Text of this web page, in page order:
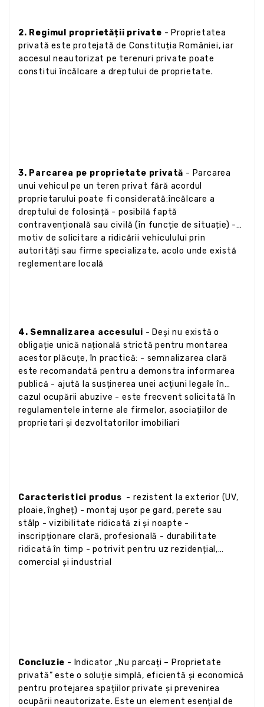
2. Regimul proprietății private - Proprietatea
privată este protejată de Constituția României, iar
accesul neautorizat pe terenuri private poate
constitui încălcare a dreptului de proprietate.
3. Parcarea pe proprietate privată - Parcarea
unui vehicul pe un teren privat fără acordul
proprietarului poate fi considerată:încălcare a
dreptului de folosință - posibilă faptă
contravențională sau civilă (în funcție de situație) -
motiv de solicitare a ridicării vehiculului prin
autorități sau firme specializate, acolo unde există
reglementare locală
4. Semnalizarea accesului - Deși nu există o
obligație unică națională strictă pentru montarea
acestor plăcuțe, în practică: - semnalizarea clară
este recomandată pentru a demonstra informarea
publică - ajută la susținerea unei acțiuni legale în
cazul ocupării abuzive - este frecvent solicitată în
regulamentele interne ale firmelor, asociațiilor de
proprietari și dezvoltatorilor imobiliari
Caracteristici produs - rezistent la exterior (UV,
ploaie, îngheț) - montaj ușor pe gard, perete sau
stâlp - vizibilitate ridicată zi și noapte -
inscripționare clară, profesională - durabilitate
ridicată în timp - potrivit pentru uz rezidențial,
comercial și industrial
Concluzie - Indicator „Nu parcați – Proprietate
privată” este o soluție simplă, eficientă și economică
pentru protejarea spațiilor private și prevenirea
ocupării neautorizate. Este un element esențial de